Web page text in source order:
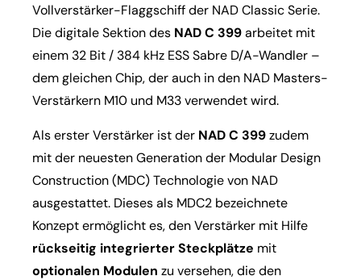
Vollverstärker-Flaggschiff der NAD Classic Serie.
Die digitale Sektion des NAD C 399arbeitet mit
einem 32 Bit / 384 kHz ESS Sabre D/A-Wandler –
dem gleichen Chip, der auch in den NAD Masters-
Verstärkern M10 und M33 verwendet wird.
Als erster Verstärker ist der NAD C 399zudem
mit der neuesten Generation der Modular Design
Construction (MDC) Technologie von NAD
ausgestattet. Dieses als MDC2 bezeichnete
Konzept ermöglicht es, den Verstärker mit Hilfe
rückseitig integrierter Steckplätze mit
optionalen Modulen zu versehen, die den